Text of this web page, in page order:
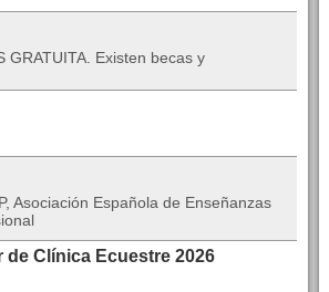
GRATUITA. Existen becas y
Asociación Española de Enseñanzas
Clínica Ecuestre 2026